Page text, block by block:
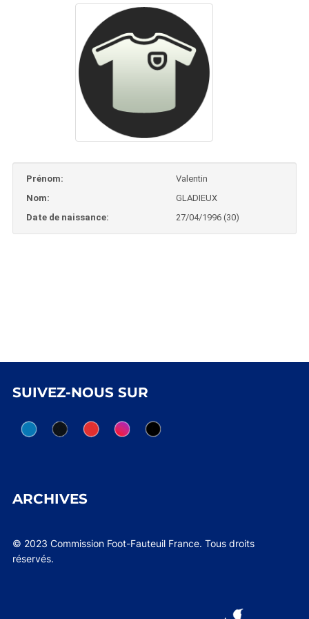
Prénom:
Valentin
Nom:
GLADIEUX
Date de naissance:
27/04/1996 (30)
SUIVEZ-NOUS SUR
ARCHIVES
© 2023 Commission Foot-Fauteuil France. Tous droits
réservés.